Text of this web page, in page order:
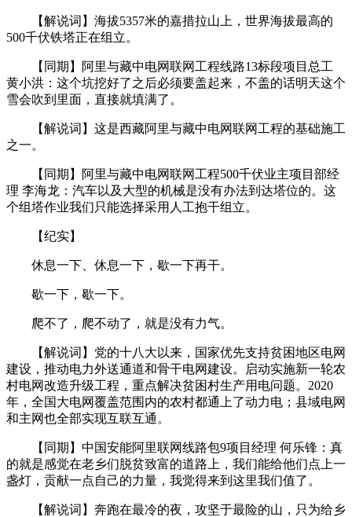
【解说词】海拔5357米的嘉措拉山上，世界海拔最高的
500千伏铁塔正在组立。
【同期】阿里与藏中电网联网工程线路13标段项目总工
黄小洪：这个坑挖好了之后必须要盖起来，不盖的话明天这个
雪会吹到里面，直接就填满了。
【解说词】这是西藏阿里与藏中电网联网工程的基础施工
之一。
【同期】阿里与藏中电网联网工程500千伏业主项目部经
理 李海龙：汽车以及大型的机械是没有办法到达塔位的。这
个组塔作业我们只能选择采用人工抱干组立。
【纪实】
休息一下、休息一下，歇一下再干。
歇一下，歇一下。
爬不了，爬不动了，就是没有力气。
【解说词】党的十八大以来，国家优先支持贫困地区电网
建设，推动电力外送通道和骨干电网建设。启动实施新一轮农
村电网改造升级工程，重点解决贫困村生产用电问题。2020
年，全国大电网覆盖范围内的农村都通上了动力电；县域电网
和主网也全部实现互联互通。
【同期】中国安能阿里联网线路包9项目经理 何乐锋：真
的就是感觉在老乡们脱贫致富的道路上，我们能给他们点上一
盏灯，贡献一点自己的力量，我觉得来到这里我们值了。
【解说词】奔跑在最冷的夜，攻坚于最险的山，只为给乡